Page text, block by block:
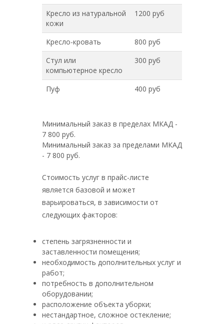
Кресло из натуральной
кожи
1200 руб
Кресло-кровать
800 руб
Стул или
компьютерное кресло
300 руб
Пуф 400 руб
Минимальный заказ в пределах МКАД -
7 800 руб.
Минимальный заказ за пределами МКАД
- 7 800 руб.
Стоимость услуг в прайс-листе
является базовой и может
варьироваться, в зависимости от
следующих факторов:
степень загрязненности и
заставленности помещения;
необходимость дополнительных услуг и
работ;
потребность в дополнительном
оборудовании;
расположение объекта уборки;
нестандартное, сложное остекление;